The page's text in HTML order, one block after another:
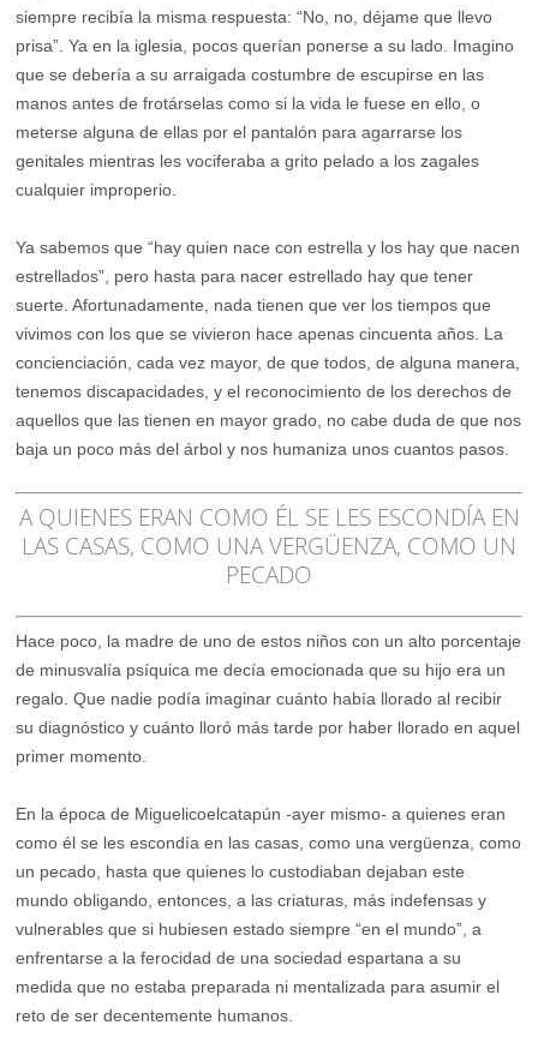
siempre recibía la misma respuesta: “No, no, déjame que llevo
prisa”. Ya en la iglesia, pocos querían ponerse a su lado. Imagino
que se debería a su arraigada costumbre de escupirse en las
manos antes de frotárselas como si la vida le fuese en ello, o
meterse alguna de ellas por el pantalón para agarrarse los
genitales mientras les vociferaba a grito pelado a los zagales
cualquier improperio.
Ya sabemos que “hay quien nace con estrella y los hay que nacen
estrellados”, pero hasta para nacer estrellado hay que tener
suerte. Afortunadamente, nada tienen que ver los tiempos que
vivimos con los que se vivieron hace apenas cincuenta años. La
concienciación, cada vez mayor, de que todos, de alguna manera,
tenemos discapacidades, y el reconocimiento de los derechos de
aquellos que las tienen en mayor grado, no cabe duda de que nos
baja un poco más del árbol y nos humaniza unos cuantos pasos.
A QUIENES ERAN COMO ÉL SE LES ESCONDÍA EN
LAS CASAS, COMO UNA VERGÜENZA, COMO UN
PECADO
Hace poco, la madre de uno de estos niños con un alto porcentaje
de minusvalía psíquica me decía emocionada que su hijo era un
regalo. Que nadie podía imaginar cuánto había llorado al recibir
su diagnóstico y cuánto lloró más tarde por haber llorado en aquel
primer momento.
En la época de Miguelicoelcatapún -ayer mismo- a quienes eran
como él se les escondía en las casas, como una vergüenza, como
un pecado, hasta que quienes lo custodiaban dejaban este
mundo obligando, entonces, a las criaturas, más indefensas y
vulnerables que si hubiesen estado siempre “en el mundo”, a
enfrentarse a la ferocidad de una sociedad espartana a su
medida que no estaba preparada ni mentalizada para asumir el
reto de ser decentemente humanos.